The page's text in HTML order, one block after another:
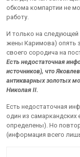
обкома компартии не
работу.
И только на следующей
жены Каримова) опять
своего сородича на
Есть недостаточная
источников), что
антикварных золотых
Николая II.
Есть недостаточная
один из
определены). Но
(информация всего